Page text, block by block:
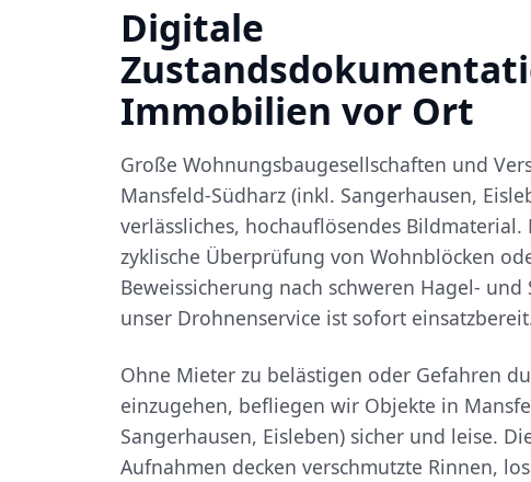
Digitale
Immobilien vor Ort
Große Wohnungsbaugesellschaften und
Mansfeld-Südharz (inkl. Sangerhausen,
verlässliches, hochauflösendes Bildmaterial.
zyklische Überprüfung von Wohnblöcken
Beweissicherung nach schweren Hagel- und
unser Drohnenservice ist sofort
Ohne Mieter zu belästigen oder Gefahren
einzugehen, befliegen wir Objekte in
Sangerhausen, Eisleben) sicher und leise.
Aufnahmen decken verschmutzte Rinnen,